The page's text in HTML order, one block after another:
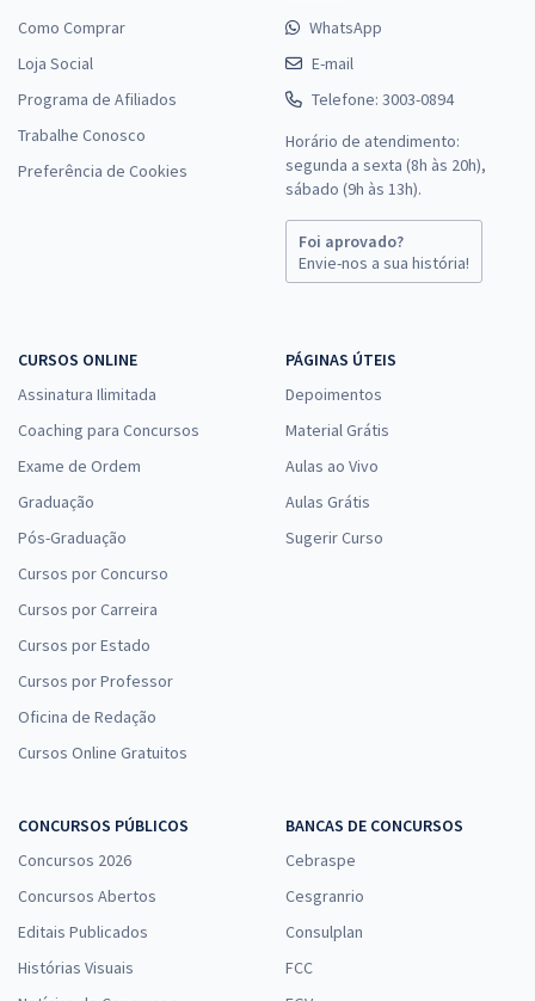
Como Comprar
Loja Social
Programa de Afiliados
Trabalhe Conosco
Preferência de Cookies
WhatsApp
E-mail
Telefone: 3003-0894
Horário de atendimento:
segunda a sexta (8h às 20h),
sábado (9h às 13h).
Foi aprovado?
Envie-nos a sua história!
CURSOS ONLINE
Assinatura Ilimitada
Coaching para Concursos
Exame de Ordem
Graduação
Pós-Graduação
Cursos por Concurso
Cursos por Carreira
Cursos por Estado
Cursos por Professor
Oficina de Redação
Cursos Online Gratuitos
PÁGINAS ÚTEIS
Depoimentos
Material Grátis
Aulas ao Vivo
Aulas Grátis
Sugerir Curso
CONCURSOS PÚBLICOS
Concursos 2026
Concursos Abertos
Editais Publicados
Histórias Visuais
BANCAS DE CONCURSOS
Cebraspe
Cesgranrio
Consulplan
FCC